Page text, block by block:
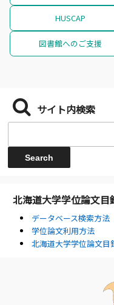
HUSCAP
図書館へのご支援
サイト内検索
北海道大学学位論文目
データベース検索方法
学位論文利用方法
北海道大学学位論文目